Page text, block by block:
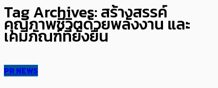
Tag Archives: สร้างสรรค์
คุณภาพชีวิตด้วยพลังงาน และ
เคมีภัณฑ์ที่ยั่งยืน
PR NEWS